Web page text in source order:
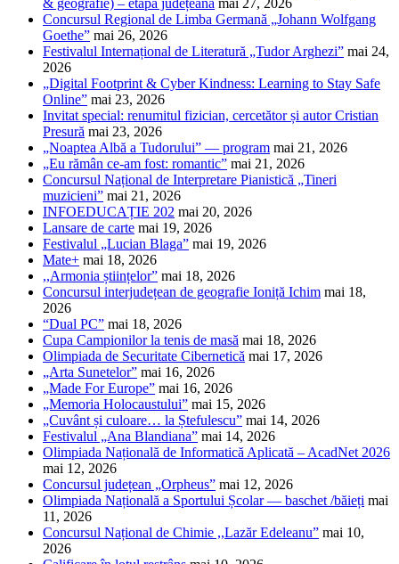
Concursul Regional de Limba Germană „Johann Wolfgang
Goethe” mai 26, 2026
Festivalul Internațional de Literatură „Tudor Arghezi” mai 24,
2026
„Digital Footprint & Cyber Kindness: Learning to Stay Safe
Online” mai 23, 2026
Invitat special: renumitul fizician, cercetător și autor Cristian
Presură mai 23, 2026
„Noaptea Albă a Tudorului” — program mai 21, 2026
„Eu rămân ce-am fost: romantic” mai 21, 2026
Concursul Național de Interpretare Pianistică „Tineri
muzicieni” mai 21, 2026
INFOEDUCAȚIE 202 mai 20, 2026
Lansare de carte mai 19, 2026
Festivalul „Lucian Blaga” mai 19, 2026
Mate+ mai 18, 2026
,,Armonia științelor” mai 18, 2026
Concursul interjudețean de geografie Ioniță Ichim mai 18,
2026
“Dual PC” mai 18, 2026
Cupa Campionilor la tenis de masă mai 18, 2026
Olimpiada de Securitate Cibernetică mai 17, 2026
„Arta Sunetelor” mai 16, 2026
„Made For Europe” mai 16, 2026
„Memoria Holocaustului” mai 15, 2026
„Cuvânt și culoare… la Ștefulescu” mai 14, 2026
Festivalul „Ana Blandiana” mai 14, 2026
Olimpiada Națională de Informatică Aplicată – AcadNet 2026
mai 12, 2026
Concursul județean „Orpheus” mai 12, 2026
Olimpiada Națională a Sportului Școlar — baschet /băieți mai
11, 2026
Concursul Național de Chimie ,,Lazăr Edeleanu” mai 10,
2026